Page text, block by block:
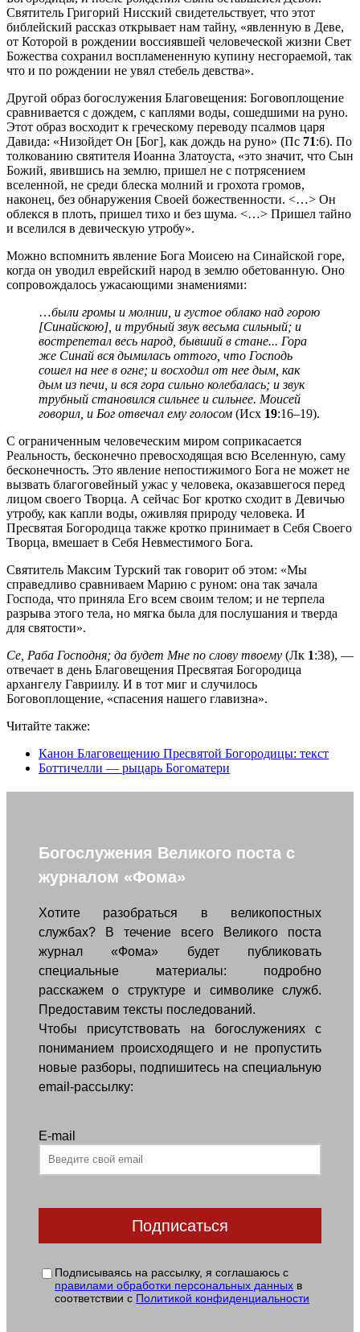
Святитель Григорий Нисский свидетельствует, что этот
библейский рассказ открывает нам тайну, «явленную в Деве,
от Которой в рождении воссиявшей человеческой жизни Свет
Божества сохранил воспламененную купину несгораемой, так
что и по рождении не увял стебель девства».
Другой образ богослужения Благовещения: Боговоплощение
сравнивается с дождем, с каплями воды, сошедшими на руно.
Этот образ восходит к греческому переводу псалмов царя
Давида: «Низойдет Он [Бог], как дождь на руно» (Пс 71:6). По
толкованию святителя Иоанна Златоуста, «это значит, что Сын
Божий, явившись на землю, пришел не с потрясением
вселенной, не среди блеска молний и грохота громов,
наконец, без обнаружения Своей божественности. <…> Он
облекся в плоть, пришел тихо и без шума. <…> Пришел тайно
и вселился в девическую утробу».
Можно вспомнить явление Бога Моисею на Синайской горе,
когда он уводил еврейский народ в землю обетованную. Оно
сопровождалось ужасающими знамениями:
…были громы и молнии, и густое облако над горою
[Синайскою], и трубный звук весьма сильный; и
вострепетал весь народ, бывший в стане... Гора
же Синай вся дымилась оттого, что Господь
сошел на нее в огне; и восходил от нее дым, как
дым из печи, и вся гора сильно колебалась; и звук
трубный становился сильнее и сильнее. Моисей
говорил, и Бог отвечал ему голосом (Исх 19:16–19).
С ограниченным человеческим миром соприкасается
Реальность, бесконечно превосходящая всю Вселенную, саму
бесконечность. Это явление непостижимого Бога не может не
вызвать благоговейный ужас у человека, оказавшегося перед
лицом своего Творца. А сейчас Бог кротко сходит в Девичью
утробу, как капли воды, оживляя природу человека. И
Пресвятая Богородица также кротко принимает в Себя Своего
Творца, вмешает в Себя Невместимого Бога.
Святитель Максим Турский так говорит об этом: «Мы
справедливо сравниваем Марию с руном: она так зачала
Господа, что приняла Его всем своим телом; и не терпела
разрыва этого тела, но мягка была для послушания и тверда
для святости».
Се, Раба Господня; да будет Мне по слову твоему (Лк 1:38), —
отвечает в день Благовещения Пресвятая Богородица
архангелу Гавриилу. И в тот миг и случилось
Боговоплощение, «спасения нашего главизна».
Читайте также:
Канон Благовещению Пресвятой Богородицы: текст
Боттичелли — рыцарь Богоматери
Богослужения Великого поста с
журналом «Фома»
Хотите разобраться в великопостных
службах? В течение всего Великого поста
журнал «Фома» будет публиковать
специальные материалы: подробно
расскажем о структуре и символике служб.
Предоставим тексты последований.
Чтобы присутствовать на богослужениях с
пониманием происходящего и не пропустить
новые разборы, подпишитесь на специальную
email-рассылку:
E-mail
Подписываясь на рассылку, я соглашаюсь с
правилами обработки персональных данных в
соответствии с Политикой конфиденциальности